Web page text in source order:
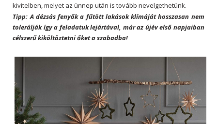
kivitelben, melyet az ünnep után is tovább nevelgethetünk.
Tipp: A dézsás fenyők a fűtött lakások klímáját hosszasan nem
tolerálják így a feladatuk lejártával, már az újév első napjaiban
célszerű kiköltöztetni őket a szabadba!